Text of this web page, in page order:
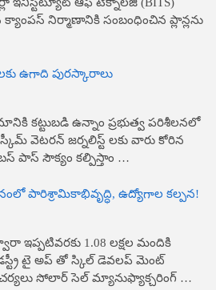
ఇనిస్టిట్యూట్ ఆఫ్ టెక్నాలజీ (BITS)
నిర్మాణానికి సంబంధించిన ప్లాన్లను
ఉగాది పురస్కారాలు
కట్టుబడి ఉన్నాం ప్రభుత్వ పరిశీలనలో
స్కీమ్ వెటరన్ జర్నలిస్ట్ లకు వారు కోరిన
పాస్ సౌక్యం కల్పిస్తాం …
పారిశ్రామికాభివృద్ధి, ఉద్యోగాల కల్పన!
ఇప్పటివరకు 1.08 లక్షల మందికి
టై అప్ తో స్కిల్ డెవలప్ మెంట్
చర్యలు సోలార్ సెల్ మ్యానుఫ్యాక్చరింగ్ …